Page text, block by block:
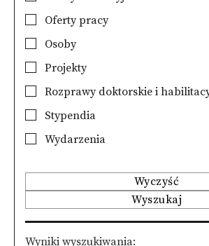
Oferty pracy
Osoby
Projekty
Rozprawy doktorskie i
Stypendia
Wydarzenia
Wyczyść
Wyszukaj
Wyniki wyszukiwania